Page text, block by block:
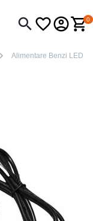
0
Alimentare Benzi LED